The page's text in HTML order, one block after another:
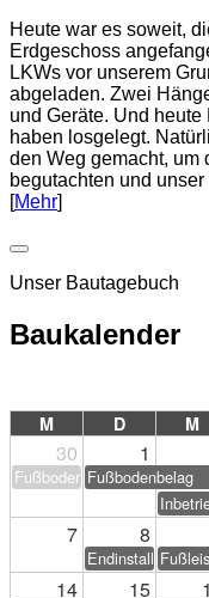
Heute war es soweit,
Erdgeschoss
LKWs vor unserem
abgeladen. Zwei
und Geräte. Und
haben losgelegt.
den Weg gemacht, um
begutachten und
[Mehr]
Unser Bautagebuch
Baukalender
M D M
30 1
FußbodenbelagFußbodenbelag
7 8
Endinstallation
14 15